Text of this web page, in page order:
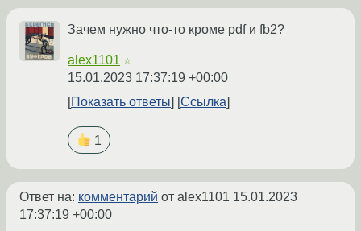
Зачем нужно что-то кроме pdf и fb2?
alex1101 ☆
15.01.2023 17:37:19 +00:00
Показать ответы
Ссылка
1
Ответ на: комментарий от alex1101 15.01.2023
17:37:19 +00:00